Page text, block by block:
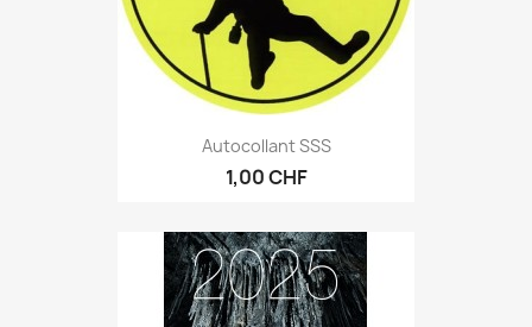
Autocollant SSS
1,00 CHF